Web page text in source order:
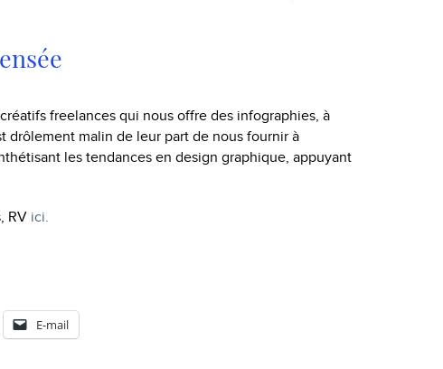
freelances qui nous offre des infographies, à
drôlement malin de leur part de nous fournir à
les tendances en design graphique, appuyant
RV ici.
E-mail